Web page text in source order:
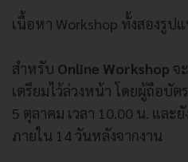
เนื้อหา Workshop ทั้งสองรูป
สำหรับ Online Workshop จ
เตรียมไว้ล่วงหน้า โดยผู้ถือบั
5 ตุลาคม เวลา 10.00 น. และ
ภายใน 14 วันหลังจากงาน